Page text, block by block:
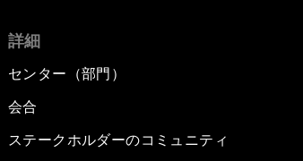
詳細
センター（部門）
会合
ステークホルダーのコミュニティ